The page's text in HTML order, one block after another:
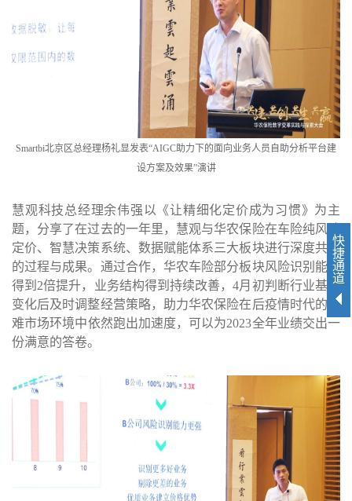
Smartbi北京区总经理杨礼显发表“AIGC助力下的面向业务人员自助分析平台建
设方案及效果”演讲
慧观科技总经理余伟强以《让精细化定价成为习惯》为主
题，分享了在过去的一年里，慧观与华农保险在车险纯风险
定价、智慧决策系统、数据赋能体系三大板块进行深度共建
的过程与成果。通过合作，华农车险部分板块风险识别能力
得到 2倍提升，业务结构得到持续改善，4月初判断行业基准
变化后及时调整经营策略，助力华农保险在后疫情时代的艰
难市场环境中依然跑出加速度，可以为2023全年业绩交出一
份满意的答卷。
快
捷
通
道